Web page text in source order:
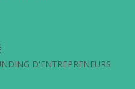
D'ENTREPRENEURS